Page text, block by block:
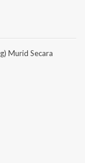
Murid Secara